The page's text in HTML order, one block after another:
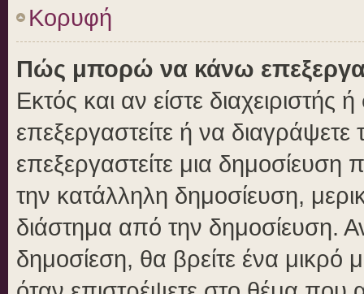
Κορυφή
Πώς μπορώ να κάνω
Εκτός και αν είστε διαχειριστής
επεξεργαστείτε ή να
επεξεργαστείτε μια δημοσίευση
την κατάλληλη δημοσίευση,
διάστημα από την δημοσίευση.
δημοσίεση, θα βρείτε ένα